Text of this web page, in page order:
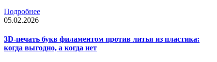
Подробнее
05.02.2026
3D-печать букв филаментом против литья из пластика:
когда выгодно, а когда нет